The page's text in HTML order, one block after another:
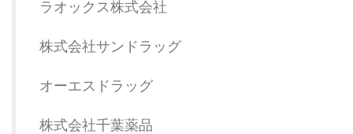
ラオックス株式会社
株式会社サンドラッグ
オーエスドラッグ
株式会社千葉薬品